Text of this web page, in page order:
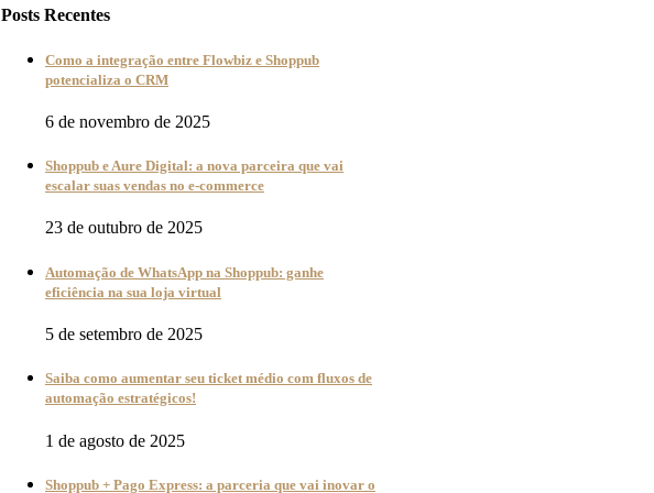
Posts Recentes
Como a integração entre Flowbiz e Shoppub
potencializa o CRM
6 de novembro de 2025
Shoppub e Aure Digital: a nova parceira que vai
escalar suas vendas no e-commerce
23 de outubro de 2025
Automação de WhatsApp na Shoppub: ganhe
eficiência na sua loja virtual
5 de setembro de 2025
Saiba como aumentar seu ticket médio com fluxos de
automação estratégicos!
1 de agosto de 2025
Shoppub + Pago Express: a parceria que vai inovar o